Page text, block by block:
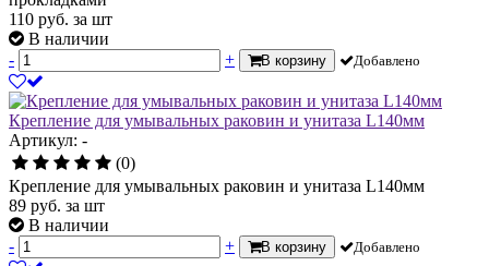
110 руб. за шт
В наличии
-
+ В корзину Добавлено
Крепление для умывальных раковин и унитаза L140мм
Артикул: -
(0)
Крепление для умывальных раковин и унитаза L140мм
89 руб. за шт
В наличии
-
+ В корзину Добавлено